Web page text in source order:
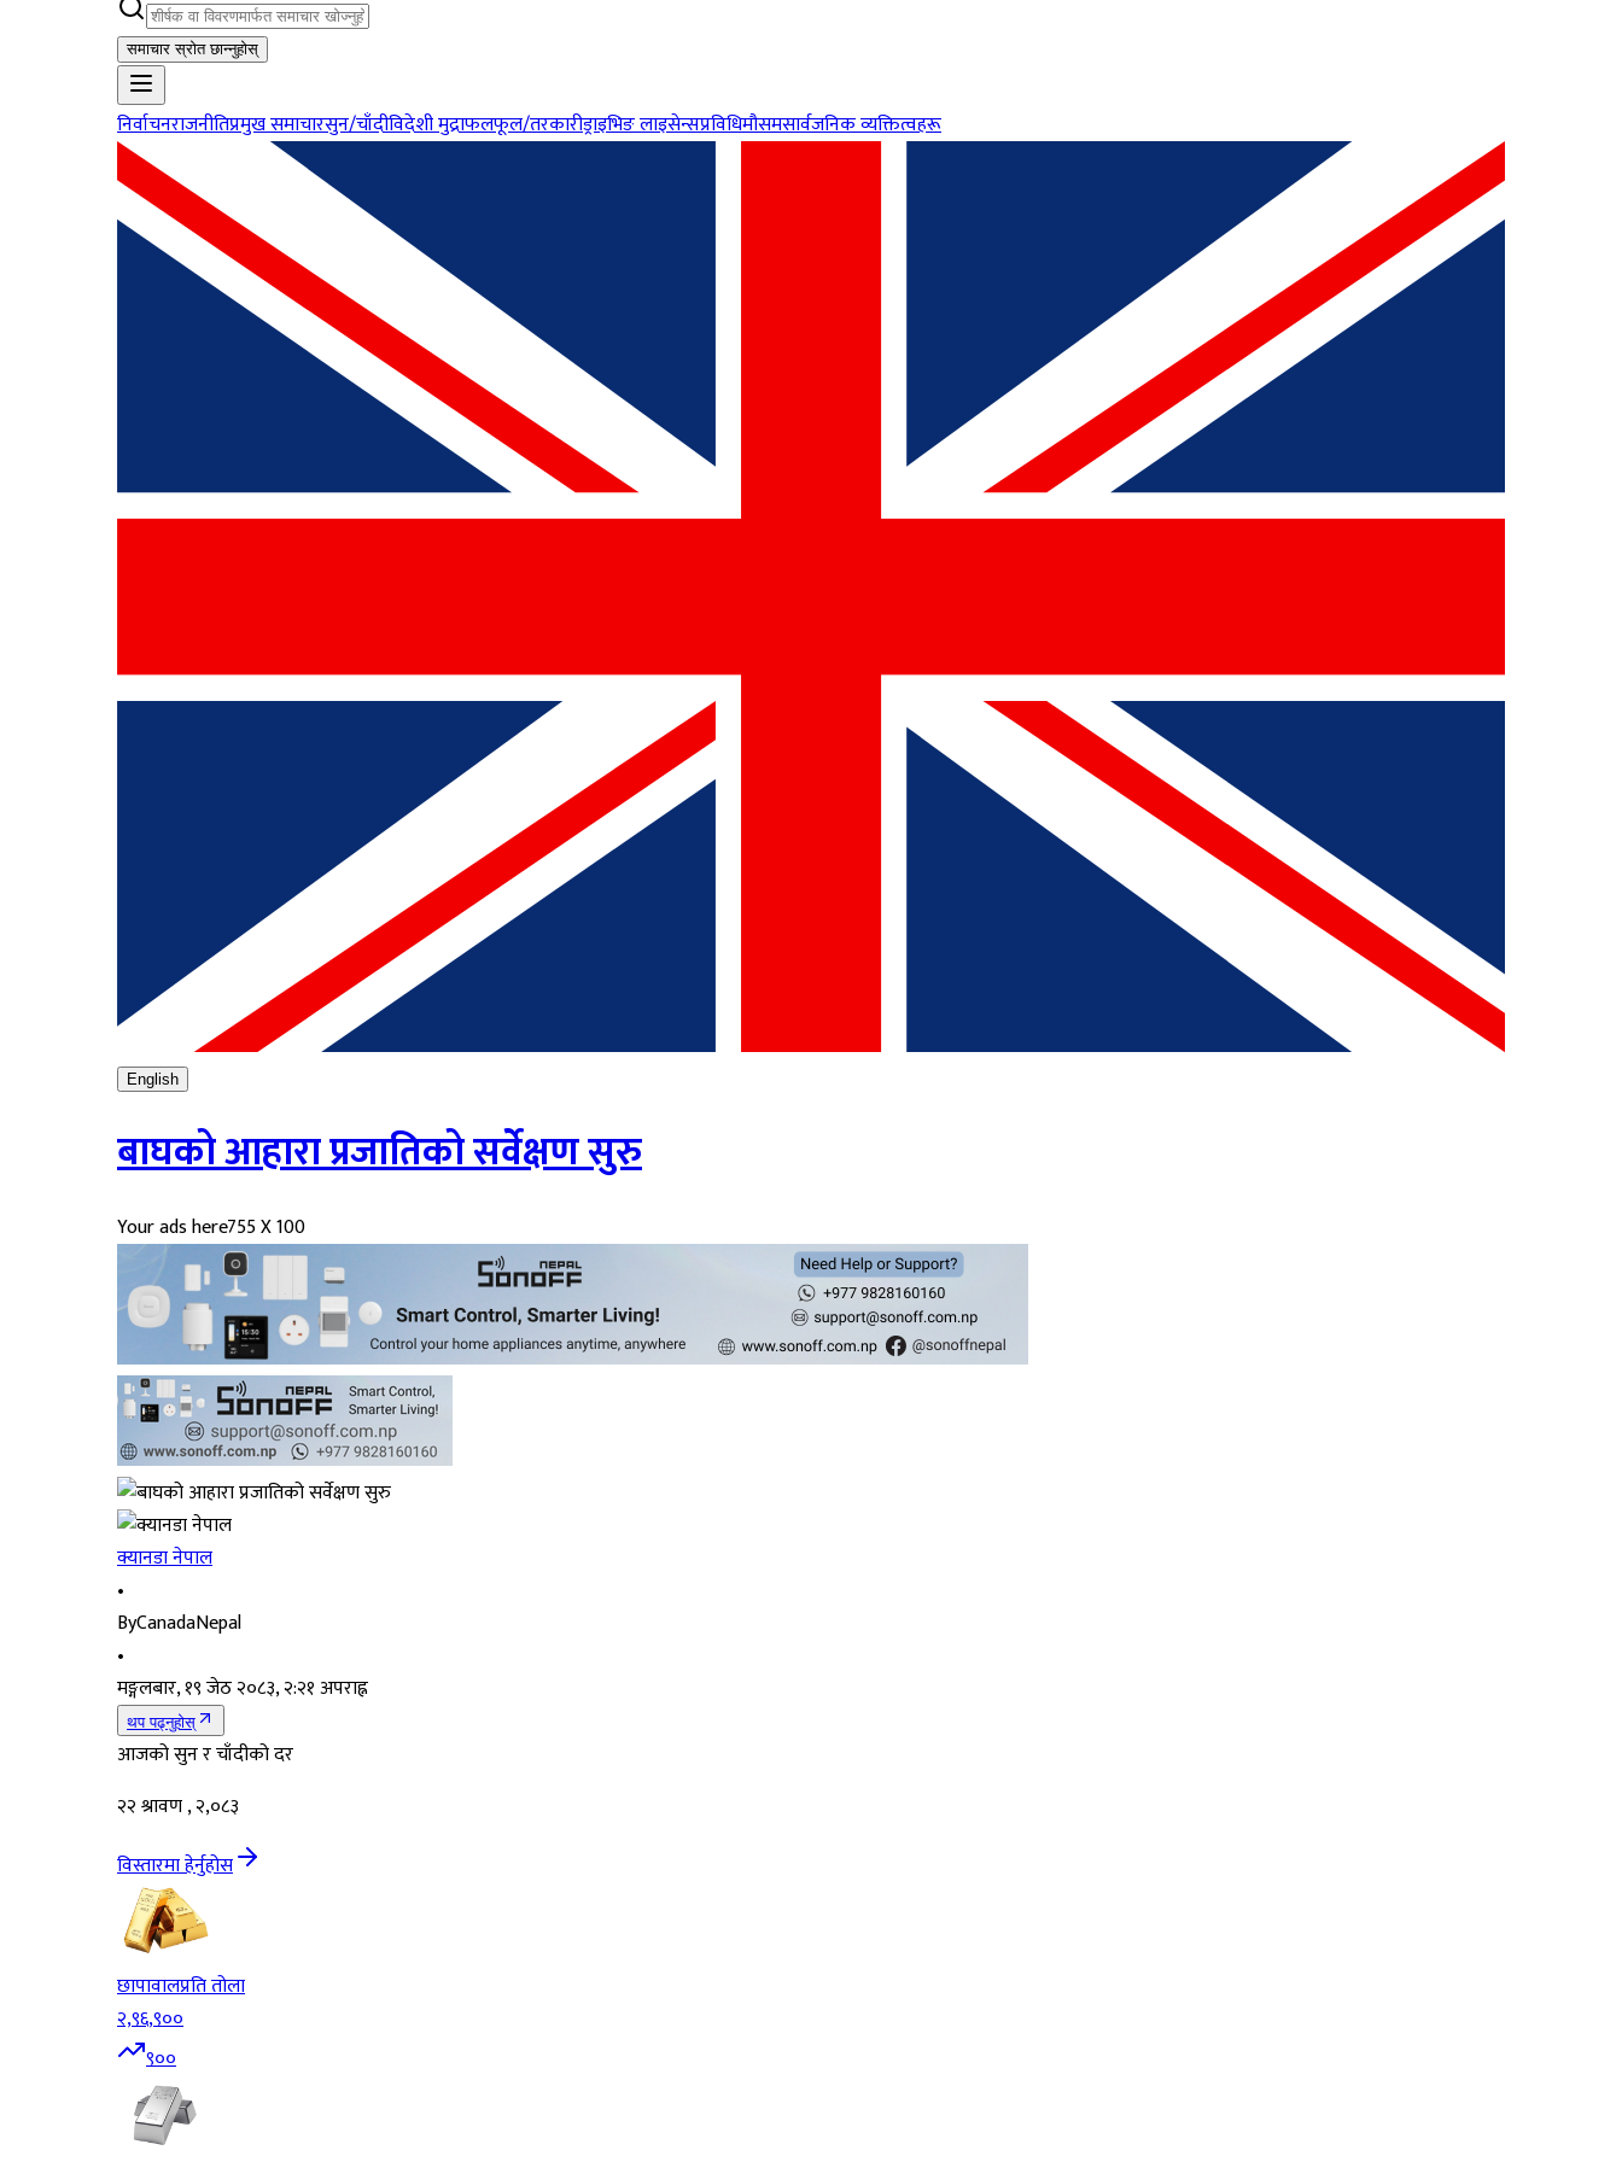
समाचार स्रोत छान्नुहोस्
निर्वाचनराजनीतिप्रमुख समाचारसुन/चाँदीविदेशी मुद्राफलफूल/तरकारीड्राइभिङ लाइसेन्सप्रविधिमौसमसार्वजनिक व्यक्तित्वहरू
English
बाघको आहारा प्रजातिको सर्वेक्षण सुरु
Your ads here755 X 100
क्यानडा नेपाल
•
ByCanadaNepal
•
मङ्गलबार, १९ जेठ २०८३, २:२१ अपराह्न
थप पढ्नुहोस्
आजको सुन र चाँदीको दर
२२ श्रावण , २,०८३
विस्तारमा हेर्नुहोस
छापावालप्रति तोला
२,९६,९००
९००